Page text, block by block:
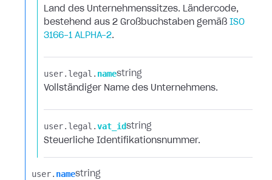
Land des Unternehmenssitzes. Ländercode,
bestehend aus 2 Großbuchstaben gemäß ISO
3166-1 ALPHA-2.
user.​ legal.​ namestring
Vollständiger Name des Unternehmens.
user.​ legal.​vat_idstring
Steuerliche Identifikationsnummer.
user.​ namestring